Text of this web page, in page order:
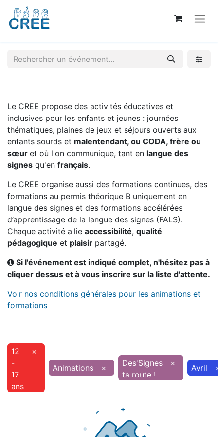
Le CREE propose des activités éducatives et
inclusives pour les enfants et jeunes : journées
thématiques, plaines de jeux et séjours ouverts aux
enfants sourds et malentendant, ou CODA, frère ou
sœur et où l'on communique, tant en langue des
signes qu'en français.
Le CREE organise aussi des formations continues, des
formations au permis théorique B uniquement en
langue des signes et des formations accélérées
d’apprentissage de la langue des signes (FALS).
Chaque activité allie accessibilité, qualité
pédagogique et plaisir partagé.
Si l'événement est indiqué complet, n'hésitez pas à
cliquer dessus et à vous inscrire sur la liste d'attente.
Voir nos conditions générales pour les animations et
formations
12
-
17
ans
×
Animations
×
Des'Signes
ta route !
× Avril